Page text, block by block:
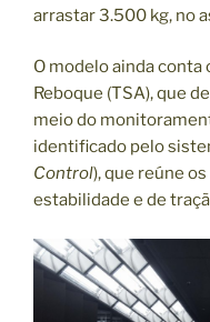
arrastar 3.500 kg, no
O modelo ainda
Reboque (TSA), que
meio do
identificado pelo
Control), que reúne
estabilidade e de